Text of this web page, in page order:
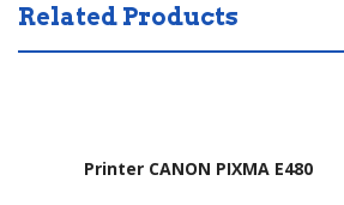
Related Products
Printer CANON PIXMA E480